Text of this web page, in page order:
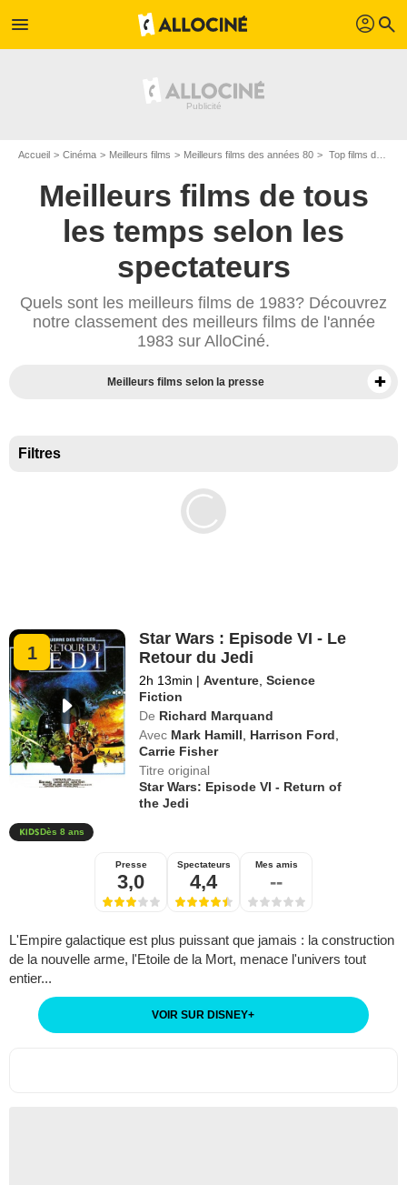
menu profil search
Accueil Cinéma Meilleurs films Meilleurs films des années 80 Top films de 1983
Meilleurs films de tous
les temps selon les
spectateurs
Quels sont les meilleurs films de 1983? Découvrez
notre classement des meilleurs films de l'année
1983 sur AlloCiné.
Meilleurs films selon la presse
Filtres
1
Star Wars : Episode VI - Le
Retour du Jedi
2h 13min | Aventure ,Science
Fiction
De Richard Marquand
Avec Mark Hamill Harrison Ford
Carrie Fisher
Titre original
Star Wars: Episode VI - Return of
the Jedi
Dès 8 ans
Presse
3,0
Spectateurs
4,4
Mes amis
--
L'Empire galactique est plus puissant que jamais : la construction
de la nouvelle arme, l'Etoile de la Mort, menace l'univers tout
entier...
VOIR SUR DISNEY+